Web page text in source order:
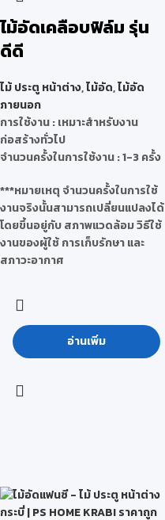
ไม้อัดเคลือบฟิล์ม รุ่น
ดีดี
ไม้ ประตู หน้าต่าง,ไม้อัด,ไม้อัด
ภายนอก
การใช้งาน : เหมาะสำหรับงาน
ก่อสร้างทั่วไป
จำนวนครั้งในการใช้งาน : 1-3 ครั้ง
***หมายเหตุ จำนวนครั้งในการใช้
งานจริงนั้นสามารถเปลี่ยนแปลงได้
โดยขึ้นอยู่กับ สภาพแวดล้อม วิธีใช้
งานของผู้ใช้ การเก็บรักษา และ
สภาวะอากาศ
อ่านเพิ่ม